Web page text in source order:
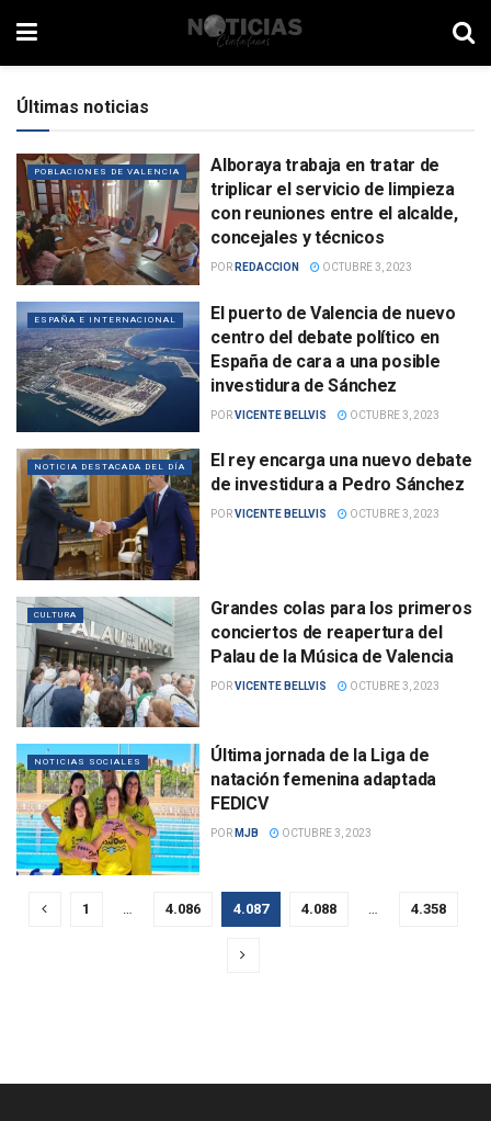
Últimas noticias
POBLACIONES DE VALENCIA
Alboraya trabaja en tratar de
triplicar el servicio de limpieza
con reuniones entre el alcalde,
concejales y técnicos
POR REDACCION OCTUBRE 3, 2023
ESPAÑA E INTERNACIONAL
El puerto de Valencia de nuevo
centro del debate político en
España de cara a una posible
investidura de Sánchez
PORVICENTE BELLVIS OCTUBRE 3, 2023
NOTICIA DESTACADA DEL DÍA
El rey encarga una nuevo debate
de investidura a Pedro Sánchez
PORVICENTE BELLVIS OCTUBRE 3, 2023
CULTURA
Grandes colas para los primeros
conciertos de reapertura del
Palau de la Música de Valencia
PORVICENTE BELLVIS OCTUBRE 3, 2023
NOTICIAS SOCIALES
Última jornada de la Liga de
natación femenina adaptada
FEDICV
POR MJB OCTUBRE 3, 2023
1 4.086 4.087 4.088 4.358